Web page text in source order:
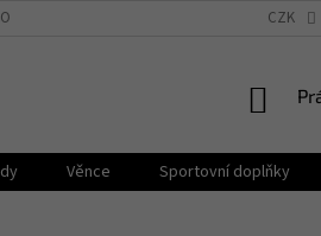
ÚDAJŮ PROČ PPB
CZK
Věnce Sportovní doplňky